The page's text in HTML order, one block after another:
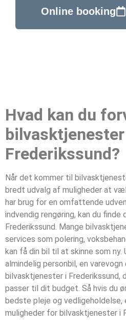
Online booking
Hvad kan du
Frederikssund?
Når det kommer til
bredt udvalg af muligheder at
har brug for en omfattende
indvendig rengøring, kan du
Frederikssund. Mange
services som polering,
kan få din bil til at skinne som ny.
almindelig personbil, en
bilvasktjenester i Frederikssund,
passer til dit budget. Så hvis du
bedste pleje og vedligeholdelse,
muligheder for bilvasktjenester i